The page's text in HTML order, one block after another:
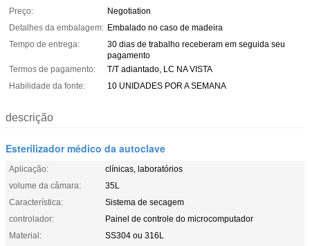
Preço:
Negotiation
Detalhes da embalagem: Embalado no caso de madeira
Tempo de entrega:
30 dias de trabalho receberam em seguida seu
pagamento
Termos de pagamento:
T/T adiantado, LC NA VISTA
Habilidade da fonte:
10 UNIDADES POR A SEMANA
descrição
Esterilizador médico da autoclave
Aplicação:
clínicas, laboratórios
volume da câmara:
35L
Característica:
Sistema de secagem
controlador:
Painel de controle do microcomputador
Material:
SS304 ou 316L